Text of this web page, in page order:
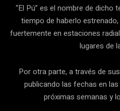
“El Pú” es el nombre de dicho
tiempo de haberlo
fuertemente en estaciones
lugares de
Por otra parte, a través de
publicando las fechas en
próximas semanas y